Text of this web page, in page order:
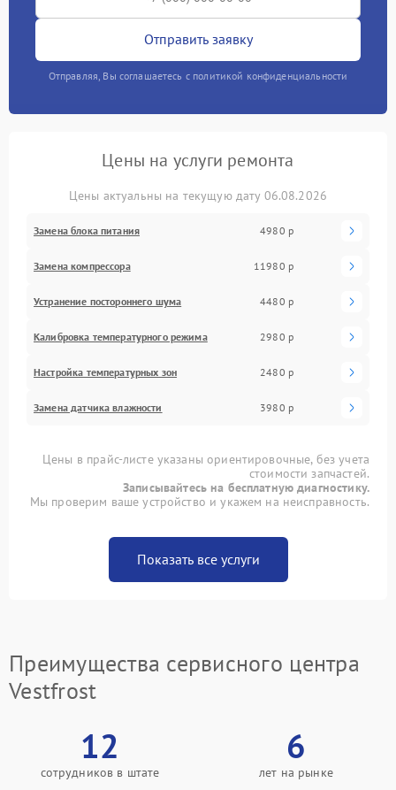
Отправить заявку
Отправляя, Вы соглашаетесь с политикой конфиденциальности
Цены на услуги ремонта
Цены актуальны на текущую дату 06.08.2026
Замена блока питания 4980 р
Замена компрессора 11980 р
Устранение постороннего шума 4480 р
Калибровка температурного режима 2980 р
Настройка температурных зон 2480 р
Замена датчика влажности 3980 р
Цены в прайс-листе указаны ориентировочные, без учета
стоимости запчастей.
Записывайтесь на бесплатную диагностику.
Мы проверим ваше устройство и укажем на неисправность.
Показать все услуги
Преимущества сервисного центра
Vestfrost
12
сотрудников в штате
6
лет на рынке